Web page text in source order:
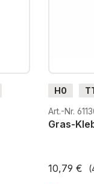
H0
G
Art.-Nr.
Gras-
10,79 €